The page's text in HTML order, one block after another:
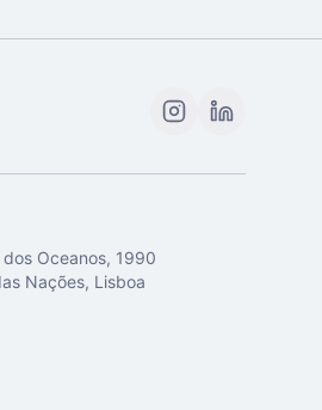
dos Oceanos, 1990
Nações, Lisboa